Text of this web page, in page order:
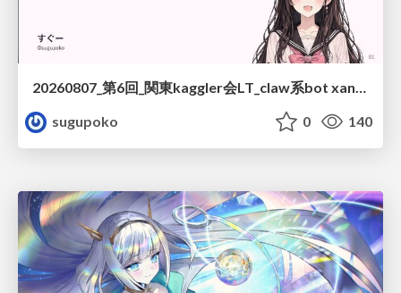
20260807_第6回_関東kaggler会LT_claw系bot xangiと始める、"寂しくない" kaggle
sugupoko
0 140